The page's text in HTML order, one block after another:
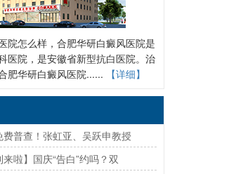
院怎么样，合肥华研白癜风医院是
医院，是安徽省新型抗白医院。治
肥华研白癜风医院......
【详细】
费普查！张虹亚、吴跃申教授
啦】国庆“告白”约吗？双